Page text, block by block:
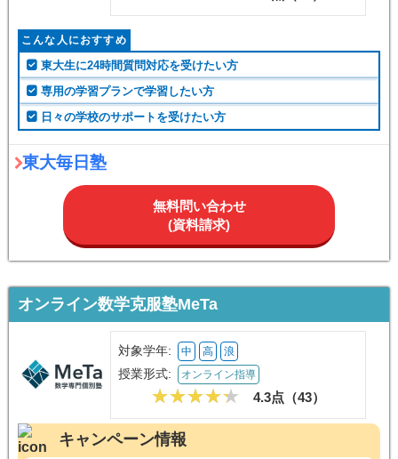
こんな人におすすめ
東大生に24時間質問対応を受けたい方
専用の学習プランで学習したい方
日々の学校のサポートを受けたい方
東大毎日塾
無料問い合わせ
(資料請求)
オンライン数学克服塾MeTa
対象学年: 中 高 浪
授業形式: オンライン指導
4.3点（43）
キャンペーン情報